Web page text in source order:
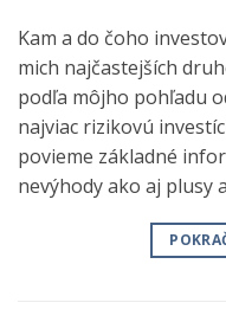
Kam a do čoho
mich najčastejších
podľa môjho pohľadu
najviac rizikovú
povieme základné
nevýhody ako aj plusy